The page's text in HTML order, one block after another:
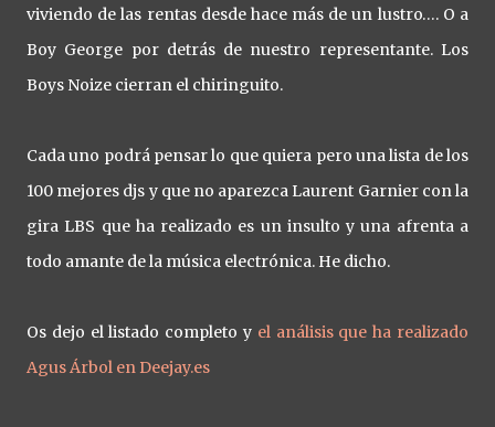
viviendo de las rentas desde hace más de un lustro…. O a
Boy George por detrás de nuestro representante. Los
Boys Noize cierran el chiringuito.
Cada uno podrá pensar lo que quiera pero una lista de los
100 mejores djs y que no aparezca Laurent Garnier con la
gira LBS que ha realizado es un insulto y una afrenta a
todo amante de la música electrónica. He dicho.
Os dejo el listado completo y el análisis que ha realizado
Agus Árbol en Deejay.es